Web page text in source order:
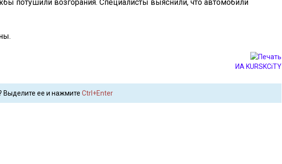
потушили возгорания. Специалисты выяснили, что автомобили
ИА KURSKCiTY
Выделите ее и нажмите Ctrl+Enter